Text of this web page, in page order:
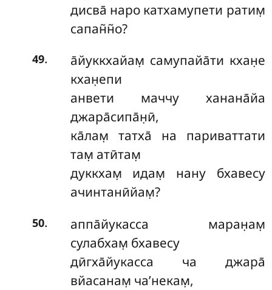
дисва̄ наро катхамупети ратим̣
сапан̃н̃о?
49.
а̄йуккхайам̣ самупайа̄ти кхан̣е
кхан̣епи
анвети маччу ханана̄йа
джара̄сипа̄н̣ӣ,
ка̄лам̣ татха̄ на париваттати
там̣ атӣтам̣
дуккхам̣ идам̣ нану бхавесу
ачинтанӣйам̣?
50.
аппа̄йукасса маран̣ам̣
сулабхам̣ бхавесу
дӣгха̄йукасса ча джара̄
вйасанам̣ ча’некам̣,